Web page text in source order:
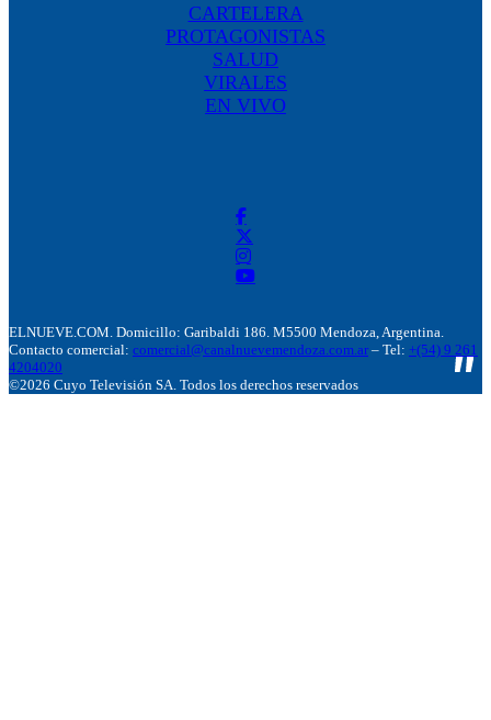
CARTELERA
PROTAGONISTAS
SALUD
VIRALES
EN VIVO
ELNUEVE.COM. Domicillo: Garibaldi 186. M5500 Mendoza, Argentina.
Contacto comercial: comercial@canalnuevemendoza.com.ar – Tel: +(54) 9 261
4204020
©2026 Cuyo Televisión SA. Todos los derechos reservados